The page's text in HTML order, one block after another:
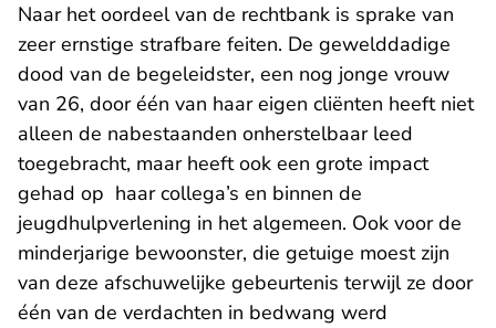
Naar het oordeel van de rechtbank is sprake van
zeer ernstige strafbare feiten. De gewelddadige
dood van de begeleidster, een nog jonge vrouw
van 26, door één van haar eigen cliënten heeft niet
alleen de nabestaanden onherstelbaar leed
toegebracht, maar heeft ook een grote impact
gehad op haar collega’s en binnen de
jeugdhulpverlening in het algemeen. Ook voor de
minderjarige bewoonster, die getuige moest zijn
van deze afschuwelijke gebeurtenis terwijl ze door
één van de verdachten in bedwang werd